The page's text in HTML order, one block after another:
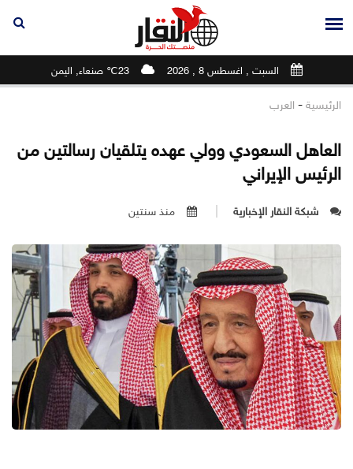
السبت , اغسطس 8 , 2026 23℃ صنعاء, اليمن
الرئيسية - العرب
العاهل السعودي وولي عهده يتلقيان رسالتين من
الرئيس الإيراني
شبكة النقار الإخبارية منذ سنتين